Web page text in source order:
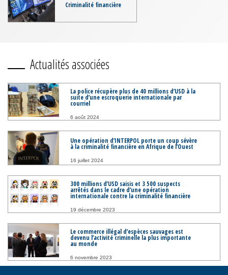
Criminalité financière
Actualités associées
La police récupère plus de 40 millions d’USD à la
suite d’une escroquerie internationale par
courriel
6 août 2024
Une opération d’INTERPOL porte un coup sévère
à la criminalité financière en Afrique de l’Ouest
16 juillet 2024
300 millions d’USD saisis et 3 500 suspects
arrêtés dans le cadre d’une opération
internationale contre la criminalité financière
19 décembre 2023
Le commerce illégal d’espèces sauvages est
devenu l’activité criminelle la plus importante
au monde
6 novembre 2023